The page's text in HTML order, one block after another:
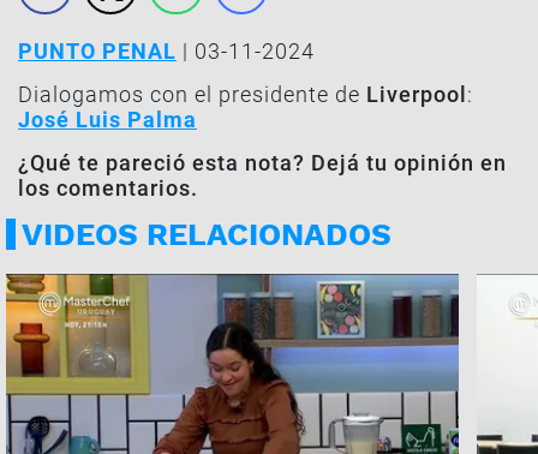
PUNTO PENAL | 03-11-2024
Dialogamos con el presidente de Liverpool :
José Luis Palma
¿Qué te pareció esta nota? Dejá tu opinión en
los comentarios.
VIDEOS RELACIONADOS